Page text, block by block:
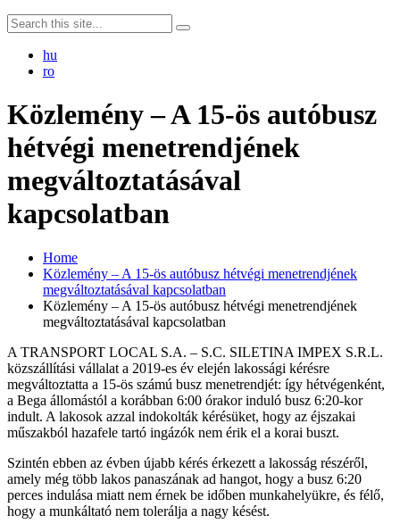
hu
ro
Közlemény – A 15-ös autóbusz
hétvégi menetrendjének
megváltoztatásával
kapcsolatban
Home
Közlemény – A 15-ös autóbusz hétvégi menetrendjének
megváltoztatásával kapcsolatban
Közlemény – A 15-ös autóbusz hétvégi menetrendjének
megváltoztatásával kapcsolatban
A TRANSPORT LOCAL S.A. – S.C. SILETINA IMPEX S.R.L.
közszállítási vállalat a 2019-es év elején lakossági kérésre
megváltoztatta a 15-ös számú busz menetrendjét: így hétvégenként,
a Bega állomástól a korábban 6:00 órakor induló busz 6:20-kor
indult. A lakosok azzal indokolták kérésüket, hogy az éjszakai
műszakból hazafele tartó ingázók nem érik el a korai buszt.
Szintén ebben az évben újabb kérés érkezett a lakosság részéről,
amely még több lakos panaszának ad hangot, hogy a busz 6:20
perces indulása miatt nem érnek be időben munkahelyükre, és félő,
hogy a munkáltató nem tolerálja a nagy késést.